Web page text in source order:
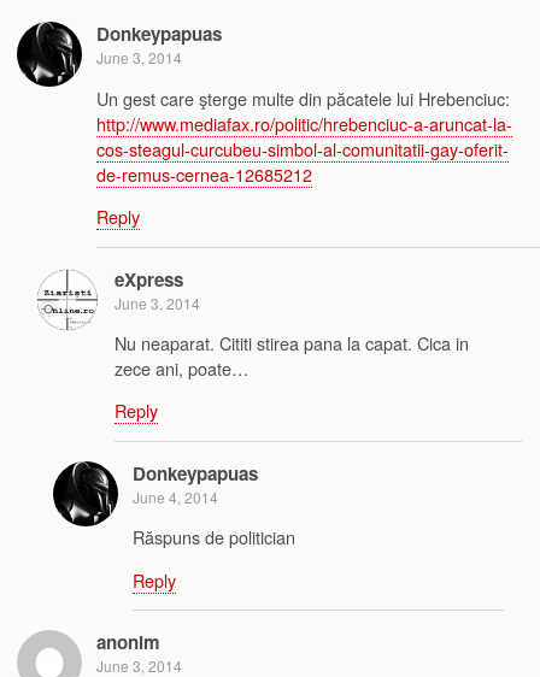
Donkeypapuas
June 3, 2014
Un gest care şterge multe din păcatele lui Hrebenciuc:
http://www.mediafax.ro/politic/hrebenciuc-a-aruncat-la-
cos-steagul-curcubeu-simbol-al-comunitatii-gay-oferit-
de-remus-cernea-12685212
Reply
eXpress
June 3, 2014
Nu neaparat. Cititi stirea pana la capat. Cica in
zece ani, poate…
Reply
Donkeypapuas
June 4, 2014
Răspuns de politician
Reply
anonim
June 3, 2014